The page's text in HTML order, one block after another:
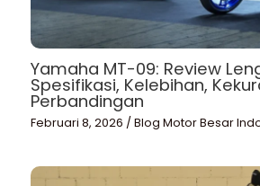
Yamaha MT-09: Review
Spesifikasi, Kelebihan,
Perbandingan
Februari 8, 2026 /Blog Motor Besar